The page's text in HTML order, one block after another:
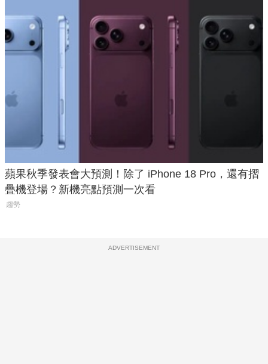
蘋果秋季發表會大預測！除了 iPhone 18 Pro，還有摺
疊機登場？新機亮點預測一次看
趨勢
ADVERTISEMENT